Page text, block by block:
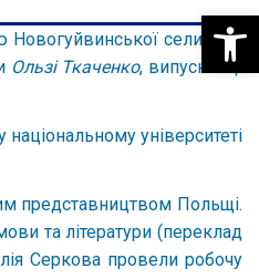
Новогуйвинської селищної
Ользі Ткаченко, випускниці
університеті
представництвом Польщі.
та літератури (переклад
Серкова провели робочу